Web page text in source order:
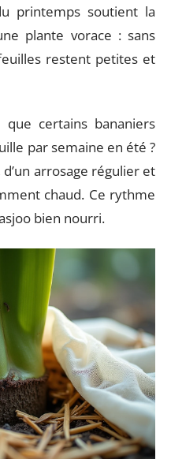
printemps soutient la
plante vorace : sans
restent petites et
certains bananiers
par semaine en été ?
d’un arrosage régulier et
chaud. Ce rythme
bien nourri.